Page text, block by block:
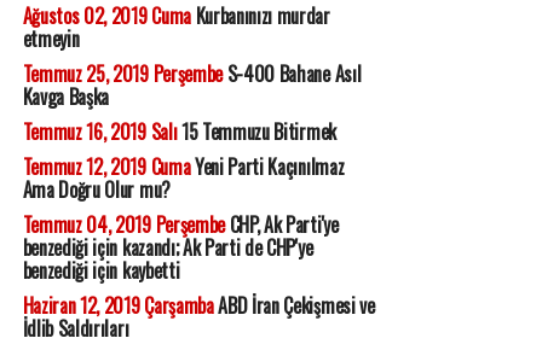
Ağustos 02, 2019 CumaKurbanınızı murdar
etmeyin
Temmuz 25, 2019 PerşembeS-400 Bahane Asıl
Kavga Başka
Temmuz 16, 2019 Salı15 Temmuzu Bitirmek
Temmuz 12, 2019 CumaYeni Parti Kaçınılmaz
Ama Doğru Olur mu?
Temmuz 04, 2019 PerşembeCHP, Ak Parti'ye
benzediği için kazandı; Ak Parti de CHP'ye
benzediği için kaybetti
Haziran 12, 2019 ÇarşambaABD İran Çekişmesi ve
İdlib Saldırıları